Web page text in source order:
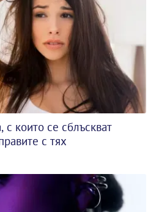
с които се сблъскват
с тях